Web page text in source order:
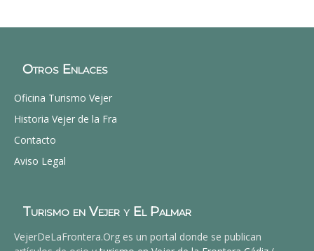
Otros Enlaces
Oficina Turismo Vejer
Historia Vejer de la Fra
Contacto
Aviso Legal
Turismo en Vejer y El Palmar
VejerDeLaFrontera.Org es un portal donde se publican